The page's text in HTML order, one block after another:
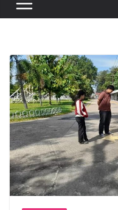
ผลงานนัก
ศาสตร์ชธ